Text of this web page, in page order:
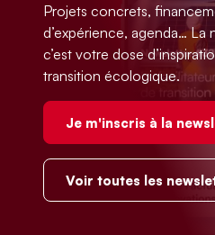
Projets concrets,
d’expérience, agenda… La
c’est votre dose
transition écologique.
Je m'inscris à la
Voir toutes les